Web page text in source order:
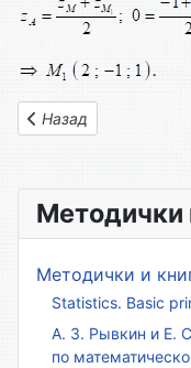
Методички
Методички и
Statistics. Basic
А. З. Рывкин и Е.
по
.
Предыдущий:
Назад